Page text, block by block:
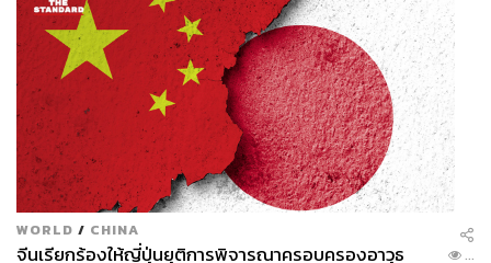
WORLD / CHINA
จีนเรียกร้องให้ญี่ปุ่นยุติการพิจารณาครอบครองอาวุธ
...